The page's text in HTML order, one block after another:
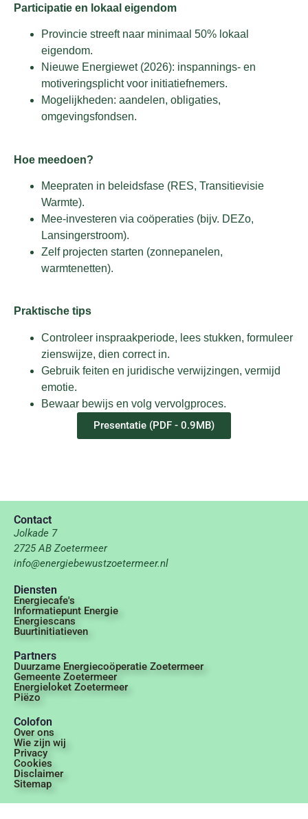
Participatie en lokaal eigendom
Provincie streeft naar minimaal 50% lokaal
eigendom.
Nieuwe Energiewet (2026): inspannings- en
motiveringsplicht voor initiatiefnemers.
Mogelijkheden: aandelen, obligaties,
omgevingsfondsen.
Hoe meedoen?
Meepraten in beleidsfase (RES, Transitievisie
Warmte).
Mee-investeren via coöperaties (bijv. DEZo,
Lansingerstroom).
Zelf projecten starten (zonnepanelen,
warmtenetten).
Praktische tips
Controleer inspraakperiode, lees stukken, formuleer
zienswijze, dien correct in.
Gebruik feiten en juridische verwijzingen, vermijd
emotie.
Bewaar bewijs en volg vervolgproces.
Presentatie (PDF - 0.9MB)
Contact
Jolkade 7
2725 AB Zoetermeer
info@energiebewustzoetermeer.nl
Diensten
Energiecafe's
Informatiepunt Energie
Energiescans
Buurtinitiatieven
Partners
Duurzame Energiecoöperatie Zoetermeer
Gemeente Zoetermeer
Energieloket Zoetermeer
Piëzo
Colofon
Over ons
Wie zijn wij
Privacy
Cookies
Disclaimer
Sitemap